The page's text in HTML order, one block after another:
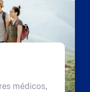
médicos,